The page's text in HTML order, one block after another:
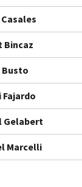
Bincaz
Gelabert
Marcelli